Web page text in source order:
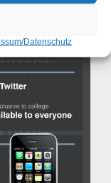
Datenschutz